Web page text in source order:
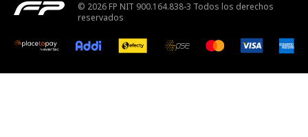
© 2026 FP NIT 900.164.838-3 Todos los derechos
reservados